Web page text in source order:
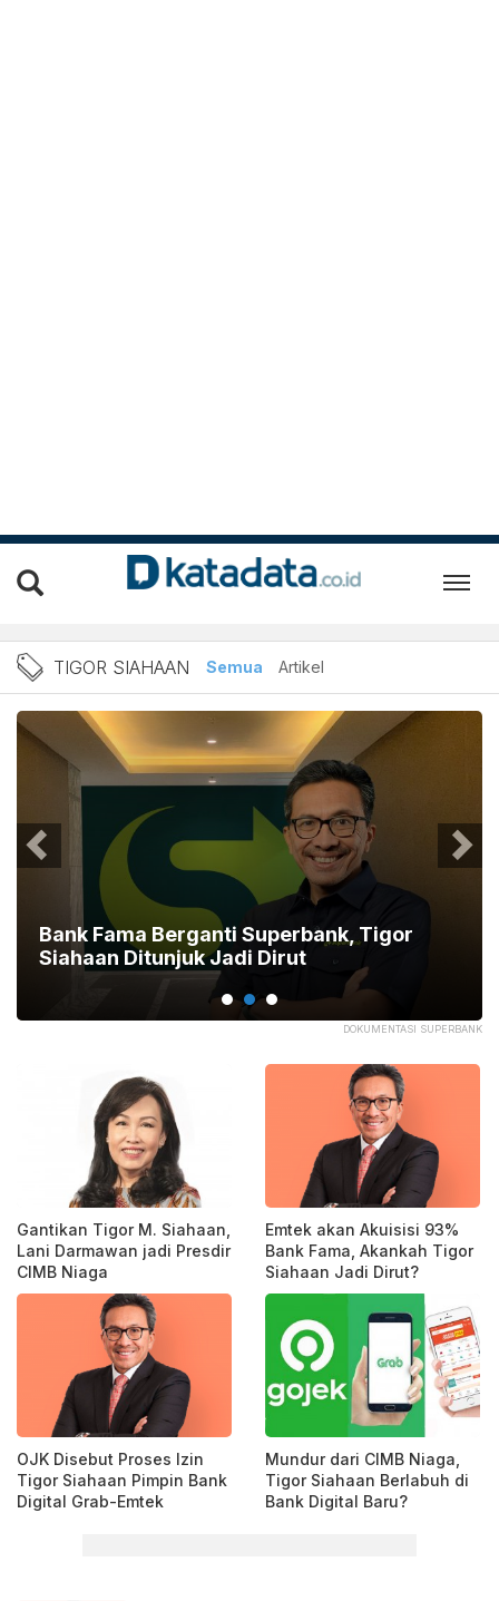
Berita Tigor Siahaan
TIGOR SIAHAAN Semua Artikel
DOKUMENTASI SUPERBANK
Bank Fama Berganti Superbank, Tigor
Siahaan Ditunjuk Jadi Dirut
Gantikan Tigor M. Siahaan,
Lani Darmawan jadi Presdir
CIMB Niaga
Emtek akan Akuisisi 93%
Bank Fama, Akankah Tigor
Siahaan Jadi Dirut?
OJK Disebut Proses Izin
Tigor Siahaan Pimpin Bank
Digital Grab-Emtek
Mundur dari CIMB Niaga,
Tigor Siahaan Berlabuh di
Bank Digital Baru?